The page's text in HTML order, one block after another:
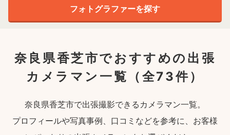
奈良県香芝市でおすすめの出張
カメラマン一覧
（全73件）
奈良県香芝市で出張撮影できるカメラマン一覧。
プロフィールや写真事例、口コミなどを参考に、お客様